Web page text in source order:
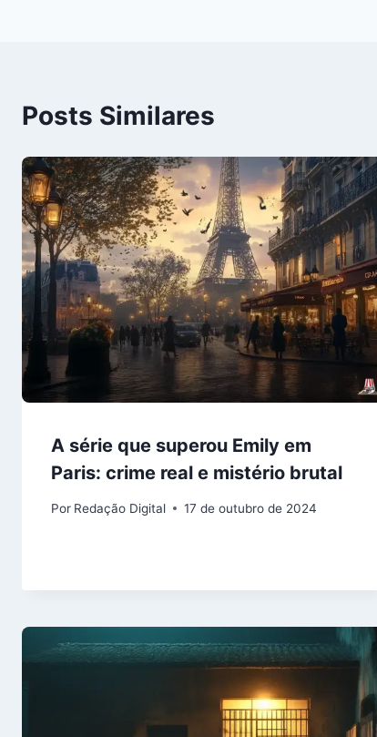
Posts Similares
A série que superou Emily em
Paris: crime real e mistério brutal
Por Redação Digital 17 de outubro de 2024